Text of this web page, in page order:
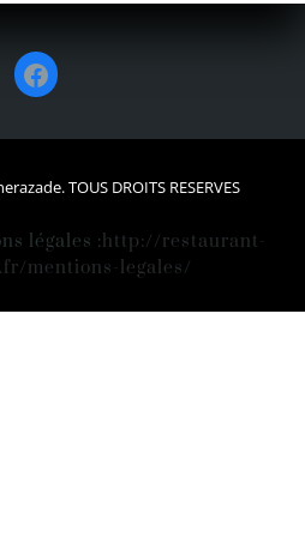
Facebook
TOUS DROITS RESERVES
légales :http://restaurant-
mentions-legales/